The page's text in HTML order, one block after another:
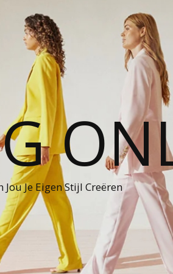
Je Eigen Stijl Creëren